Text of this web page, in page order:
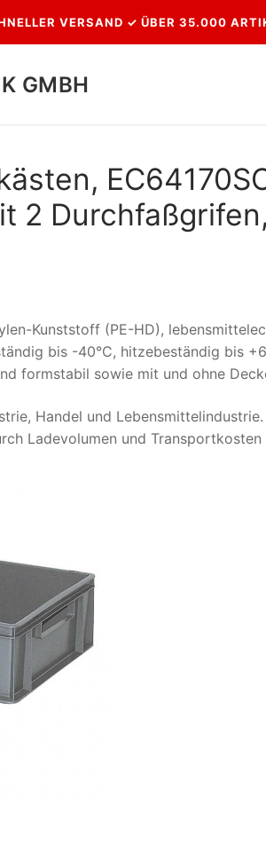
VERSAND ✓ ÜBER 35.000
GMBH
2
Kunststoff (PE-HD),
bis -40°C, hitzebeständig bis
formstabil sowie mit und ohne
Handel und
Ladevolumen und